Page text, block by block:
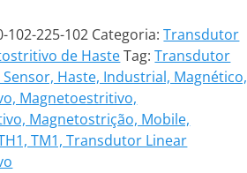
102-225-102 Categoria:Transdutor
de Haste Tag:Transdutor
Sensor, Haste, Industrial, Magnético,
Magnetoestritivo,
Magnetostrição, Mobile,
TM1, Transdutor Linear